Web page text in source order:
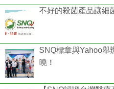
不好的殺菌產品讓細
SNQ標章與Yahoo舉
曉！